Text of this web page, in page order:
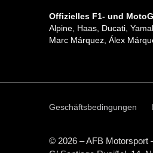
Offizielles F1- und
Alpine, Haas, Ducati,
Marc Márquez, Álex
Geschäftsbedingungen
© 2026 – AFB Motorsport
C/ Santiago Rusiñol, 14,